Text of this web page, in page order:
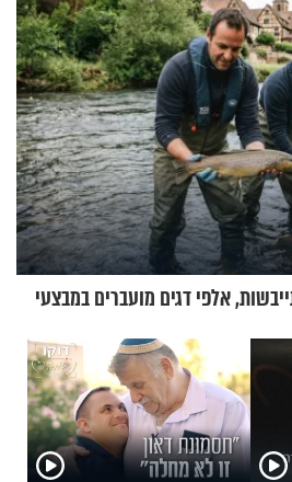
אלפי דגים מועברים במבצעי